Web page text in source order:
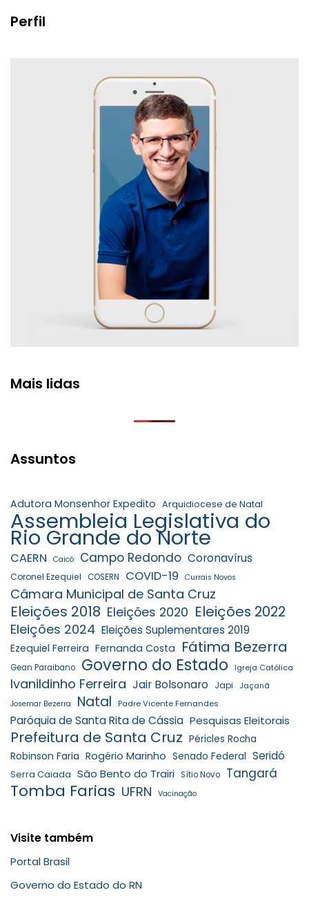
Perfil
Mais lidas
Assuntos
Adutora Monsenhor Expedito Arquidiocese de Natal
Assembleia Legislativa do
Rio Grande do Norte
CAERN Caicó Campo Redondo Coronavírus
Coronel Ezequiel COSERN COVID-19 Currais Novos
Câmara Municipal de Santa Cruz
Eleições 2018 Eleições 2020 Eleições 2022
Eleições 2024 Eleições Suplementares 2019
Ezequiel Ferreira Fernanda Costa Fátima Bezerra
Gean Paraibano Governo do Estado Igreja Católica
Ivanildinho Ferreira Jair Bolsonaro Japi Jaçanã
Josemar Bezerra Natal Padre Vicente Fernandes
Paróquia de Santa Rita de Cássia Pesquisas Eleitorais
Prefeitura de Santa Cruz Péricles Rocha
Robinson Faria Rogério Marinho Senado Federal Seridó
Serra Caiada São Bento do Trairi Sítio Novo Tangará
Tomba Farias UFRN Vacinação
Visite também
Portal Brasil
Governo do Estado do RN